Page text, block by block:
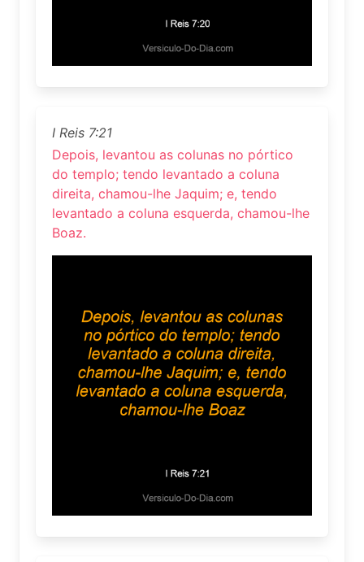
I Reis 7:21
Depois, levantou as colunas no pórtico
do templo; tendo levantado a coluna
direita, chamou-lhe Jaquim; e, tendo
levantado a coluna esquerda, chamou-lhe
Boaz.